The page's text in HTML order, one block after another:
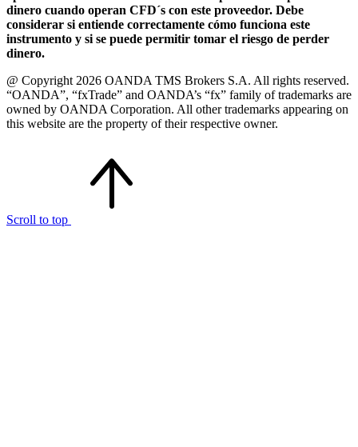
dinero cuando operan CFD´s con este proveedor. Debe
considerar si entiende correctamente cómo funciona este
instrumento y si se puede permitir tomar el riesgo de perder
dinero.
@ Copyright 2026 OANDA TMS Brokers S.A. All rights reserved.
“OANDA”, “fxTrade” and OANDA’s “fx” family of trademarks are
owned by OANDA Corporation. All other trademarks appearing on
this website are the property of their respective owner.
Scroll to top